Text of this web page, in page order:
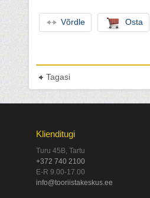
Võrdle Osta
Tagasi
Klienditugi
Turu 45B, Tartu
+372 740 2100
E-R 9.00-17.00
info@tooriistakeskus.ee